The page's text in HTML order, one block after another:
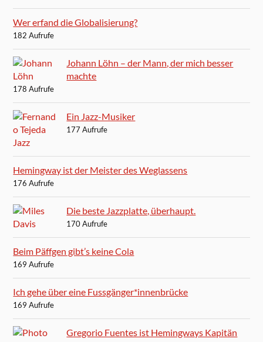
Wer erfand die Globalisierung?
182 Aufrufe
Johann Löhn – der Mann, der mich besser
machte
178 Aufrufe
Ein Jazz-Musiker
177 Aufrufe
Hemingway ist der Meister des Weglassens
176 Aufrufe
Die beste Jazzplatte, überhaupt.
170 Aufrufe
Beim Päffgen gibt’s keine Cola
169 Aufrufe
Ich gehe über eine Fussgänger*innenbrücke
169 Aufrufe
Gregorio Fuentes ist Hemingways Kapitän